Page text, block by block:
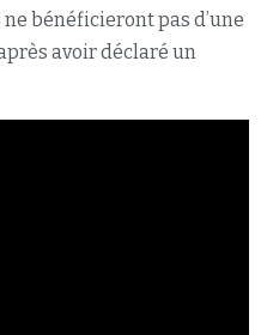
bénéficieront pas d’une
avoir déclaré un